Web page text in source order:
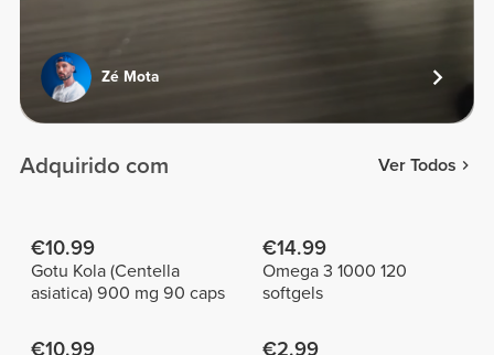
Zé Mota
Adquirido com Ver Todos
€10.99
Gotu Kola (Centella
asiatica) 900 mg 90 caps
€14.99
Omega 3 1000 120
softgels
€10.99 €2.99